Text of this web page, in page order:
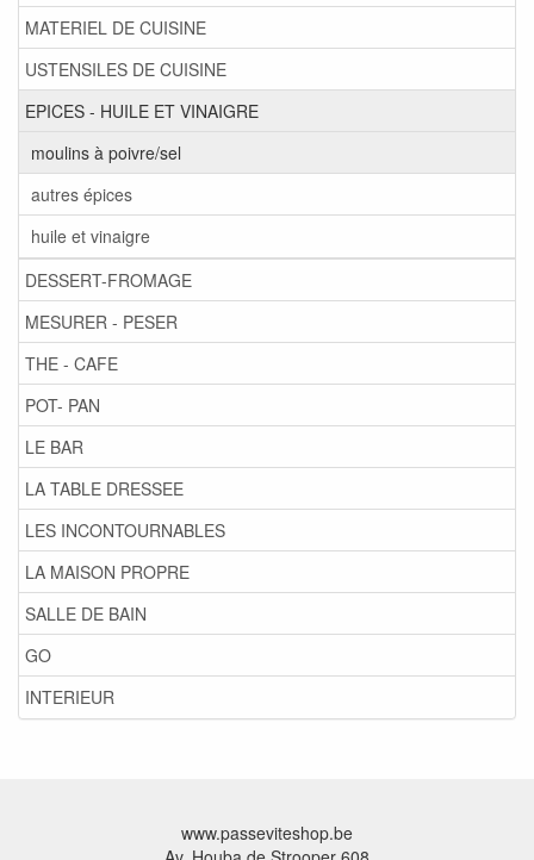
MATERIEL DE CUISINE
USTENSILES DE CUISINE
EPICES - HUILE ET VINAIGRE
moulins à poivre/sel
autres épices
huile et vinaigre
DESSERT-FROMAGE
MESURER - PESER
THE - CAFE
POT- PAN
LE BAR
LA TABLE DRESSEE
LES INCONTOURNABLES
LA MAISON PROPRE
SALLE DE BAIN
GO
INTERIEUR
www.passeviteshop.be